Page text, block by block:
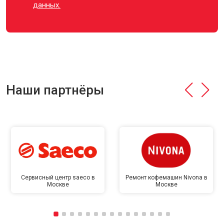
данных.
Наши партнёры
Сервисный центр saeco в
Москве
Ремонт кофемашин Nivona в
Москве